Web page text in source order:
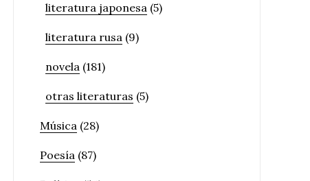
literatura japonesa (5)
literatura rusa (9)
novela (181)
otras literaturas (5)
Música (28)
Poesía (87)